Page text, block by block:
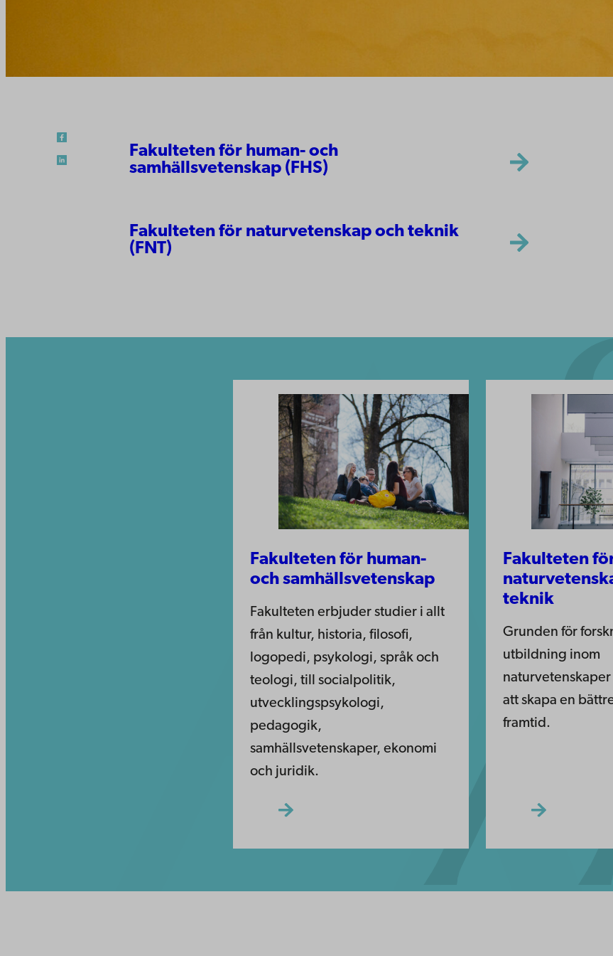
Fakulteten för human- och
samhällsvetenskap (FHS)
Fakulteten för naturvetenskap och teknik
(FNT)
Fakulteten för human-
och samhällsvetenskap
Fakulteten erbjuder studier i allt
från kultur, historia, filosofi,
logopedi, psykologi, språk och
teologi, till socialpolitik,
utvecklingspsykologi,
pedagogik,
samhällsvetenskaper, ekonomi
och juridik.
Fakulteten
teknik
Grunden för
utbildning inom
att skapa en
framtid.